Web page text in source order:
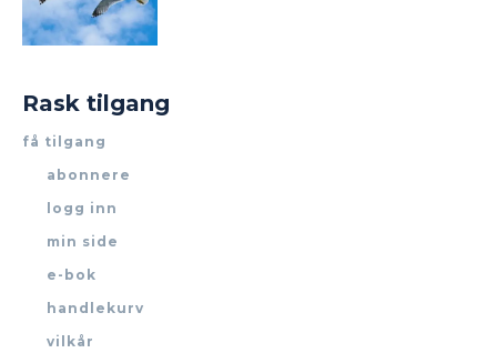
Rask tilgang
få tilgang
abonnere
logg inn
min side
e-bok
handlekurv
vilkår